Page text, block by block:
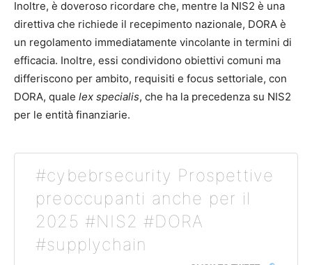
Inoltre, è doveroso ricordare che, mentre la NIS2 è una
direttiva che richiede il recepimento nazionale, DORA è
un regolamento immediatamente vincolante in termini di
efficacia. Inoltre, essi condividono obiettivi comuni ma
differiscono per ambito, requisiti e focus settoriale, con
DORA, quale lex specialis, che ha la precedenza su NIS2
per le entità finanziarie.
#cybebrsecurity Prospettive
preoccupanti anche per il
2025 #NIS2 #DORA
#supplychain